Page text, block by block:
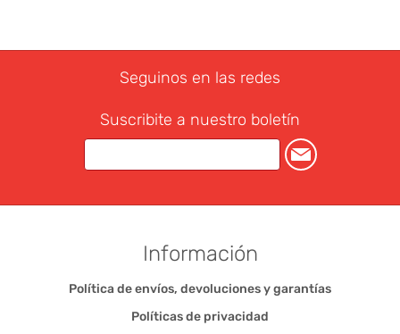
Seguinos en las redes
Suscribite a nuestro boletín
Información
Política de envíos, devoluciones y garantías
Políticas de privacidad